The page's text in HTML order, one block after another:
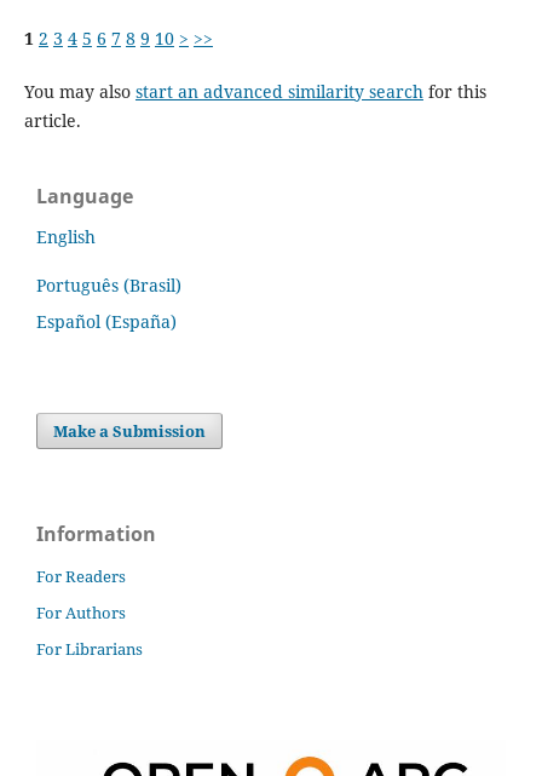
1 2 3 4 5 6 7 8 9 10 > >>
You may also start an advanced similarity search for this
article.
Language
English
Português (Brasil)
Español (España)
Make a Submission
Information
For Readers
For Authors
For Librarians